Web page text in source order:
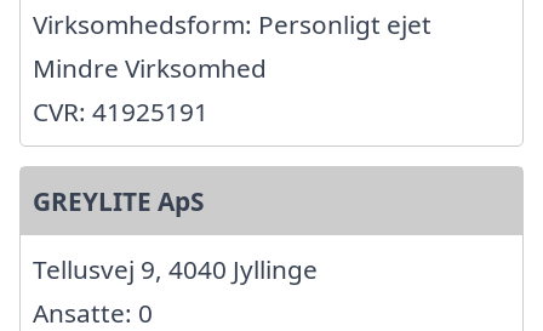
Virksomhedsform: Personligt ejet
Mindre Virksomhed
CVR: 41925191
GREYLITE ApS
Tellusvej 9, 4040 Jyllinge
Ansatte: 0